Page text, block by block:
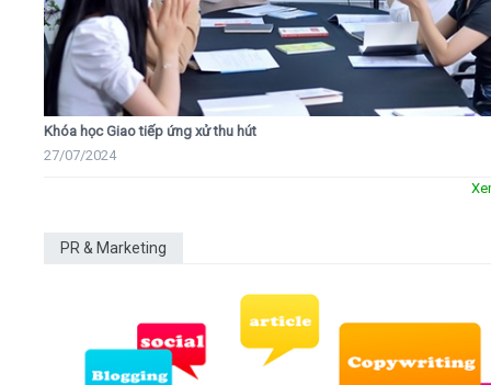
Khóa học Giao tiếp ứng xử thu hút
27/07/2024
PR & Marketing